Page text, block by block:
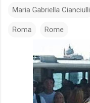
Maria Gabriella Cianciulli
Roma Rome